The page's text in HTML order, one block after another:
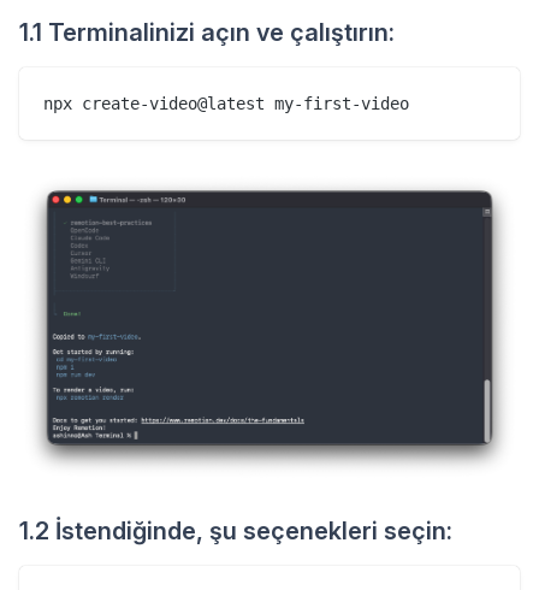
1.1 Terminalinizi açın ve çalıştırın:
1.2 İstendiğinde, şu seçenekleri seçin: